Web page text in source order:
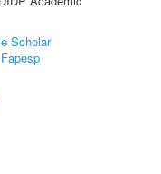
Scholar
Fapesp